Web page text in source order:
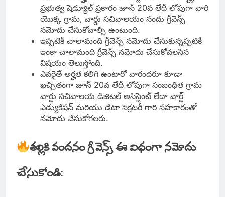
ప్రభుత్వ షెడ్యూల్ ప్రకారం జూన్ 20వ తేదీ లోపుగా వారి
యొక్క గ్రామ, వార్డు సచివాలయం నందు గ్రీవెన్స్
నమోదు చేసుకోవాల్సి ఉంటుంది.
ఇప్పటికీ చాలామంది గ్రీవెన్స్ నమోదు చేసుకున్నప్పటికీ
ఇంకా చాలామంది గ్రీవెన్స్ నమోదు చేసుకోవలసిన
విషయం తెలుస్తోంది.
ఎవరైతే అర్హత కలిగి ఉంటారో వారందరూ కూడా
ఖచ్చితంగా జూన్ 20వ తేదీ లోపుగా సంబంధిత గ్రామ
వార్డు సచివాలయ డిజిటల్ అసిస్టెంట్ లేదా వార్డ్
ఎడ్యుకేషన్ మరియు డేటా సెక్రటరీ గారి సహకారంతో
నమోదు చేసుకోగలరు.
తల్లికి వందనం గ్రీవెన్స్ ఈ విధంగా నమోదు
చేసుకోండి: